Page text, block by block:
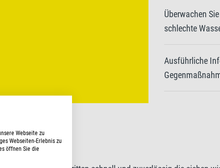
Überwachen
schlechte
Ausführliche
Webseite zu
Webseiten-Erlebnis zu
öffnen Sie die